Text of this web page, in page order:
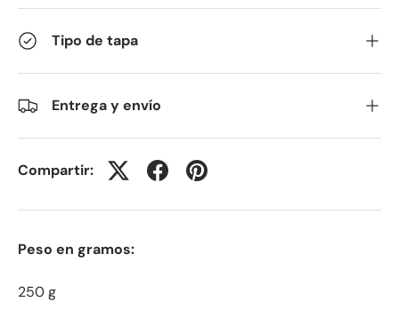
Tipo de tapa
Entrega y envío
Compartir:
Peso en gramos:
250 g